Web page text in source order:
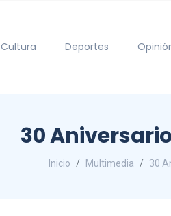
Cultura Deportes
30
Inicio Multimedia 30